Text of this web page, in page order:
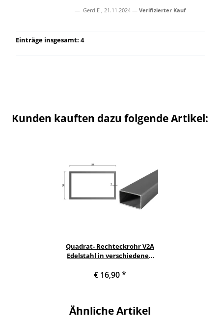
Gerd E , 21.11.2024 Verifizierter Kauf
Einträge insgesamt: 4
Kunden kauften dazu folgende Artikel:
Quadrat- Rechteckrohr V2A
Edelstahl in verschiedenen
bis 6m am Stück Variante:
€ 16,90*
Ähnliche Artikel